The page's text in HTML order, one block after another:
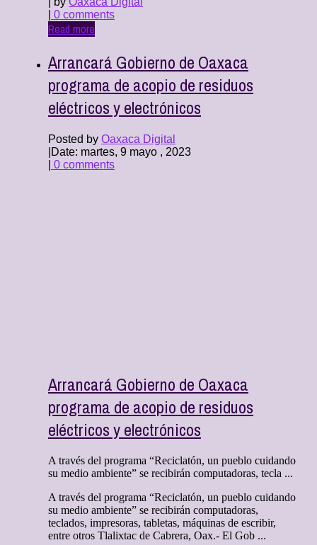
0 comments
Read more
Arrancará Gobierno de Oaxaca
programa de acopio de residuos
eléctricos y electrónicos
Posted by Oaxaca Digital
Date: martes, 9 mayo , 2023
0 comments
Arrancará Gobierno de Oaxaca
programa de acopio de residuos
eléctricos y electrónicos
A través del programa “Reciclatón, un pueblo cuidando
su medio ambiente” se recibirán computadoras, tecla ...
A través del programa “Reciclatón, un pueblo cuidando
su medio ambiente” se recibirán computadoras,
teclados, impresoras, tabletas, máquinas de escribir,
entre otros Tlalixtac de Cabrera, Oax.- El Gob ...